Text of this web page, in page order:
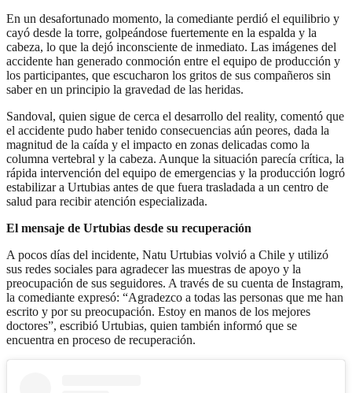
En un desafortunado momento, la comediante perdió el equilibrio y
cayó desde la torre, golpeándose fuertemente en la espalda y la
cabeza, lo que la dejó inconsciente de inmediato. Las imágenes del
accidente han generado conmoción entre el equipo de producción y
los participantes, que escucharon los gritos de sus compañeros sin
saber en un principio la gravedad de las heridas.
Sandoval, quien sigue de cerca el desarrollo del reality, comentó que
el accidente pudo haber tenido consecuencias aún peores, dada la
magnitud de la caída y el impacto en zonas delicadas como la
columna vertebral y la cabeza. Aunque la situación parecía crítica, la
rápida intervención del equipo de emergencias y la producción logró
estabilizar a Urtubias antes de que fuera trasladada a un centro de
salud para recibir atención especializada.
El mensaje de Urtubias desde su recuperación
A pocos días del incidente, Natu Urtubias volvió a Chile y utilizó
sus redes sociales para agradecer las muestras de apoyo y la
preocupación de sus seguidores. A través de su cuenta de Instagram,
la comediante expresó: “Agradezco a todas las personas que me han
escrito y por su preocupación. Estoy en manos de los mejores
doctores”, escribió Urtubias, quien también informó que se
encuentra en proceso de recuperación.